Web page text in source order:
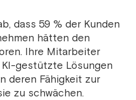
dass 59 % der Kunden
hätten den
Ihre Mitarbeiter
gestützte Lösungen
deren Fähigkeit zur
zu schwächen.